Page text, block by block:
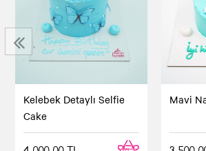
Kelebek Detaylı Selfie
Cake
Mavi
‹